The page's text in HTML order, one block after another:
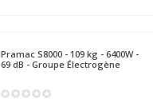
PramacS8000 - 109 kg - 6400W -
69 dB - Groupe Électrogène